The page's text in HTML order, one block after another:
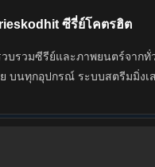
ซีรี่ย์โคตรฮิต
วบรวมซีรีย์และภาพยนตร์จา
บนทุกอุปกรณ์ ระบบสตรีมมิ่งเ